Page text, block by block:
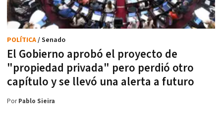
El Gobierno aprobó el proyecto de
"propiedad privada" pero perdió otro
capítulo y se llevó una alerta a futuro
POLÍTICA/ Senado
PorPablo Sieira